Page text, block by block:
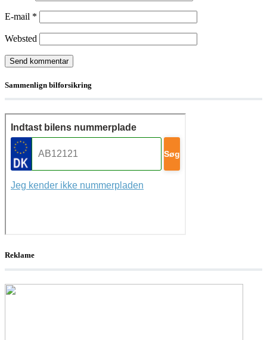
E-mail *
Websted
Sammenlign bilforsikring
Reklame